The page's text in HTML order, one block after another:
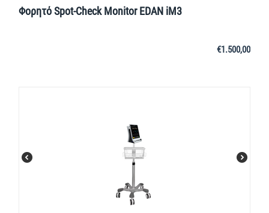
Φορητό Spot-Check Monitor EDAN iM3
€1.500,00